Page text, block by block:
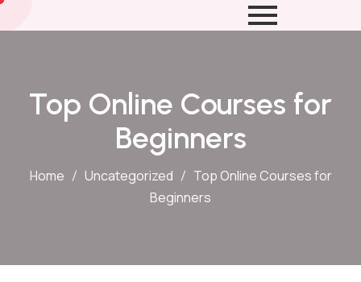
Top Online Courses for
Beginners
Home Uncategorized
Top Online Courses for
Beginners